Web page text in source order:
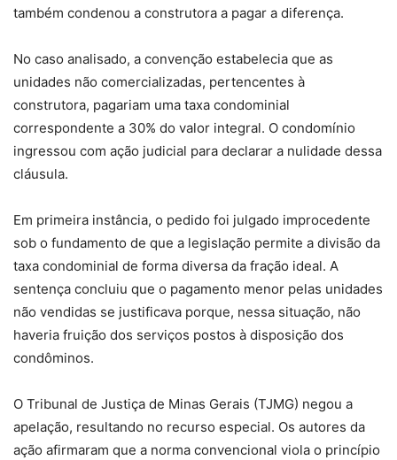
também condenou a construtora a pagar a diferença.
No caso analisado, a convenção estabelecia que as
unidades não comercializadas, pertencentes à
construtora, pagariam uma taxa condominial
correspondente a 30% do valor integral. O condomínio
ingressou com ação judicial para declarar a nulidade dessa
cláusula.
Em primeira instância, o pedido foi julgado improcedente
sob o fundamento de que a legislação permite a divisão da
taxa condominial de forma diversa da fração ideal. A
sentença concluiu que o pagamento menor pelas unidades
não vendidas se justificava porque, nessa situação, não
haveria fruição dos serviços postos à disposição dos
condôminos.
O Tribunal de Justiça de Minas Gerais (TJMG) negou a
apelação, resultando no recurso especial. Os autores da
ação afirmaram que a norma convencional viola o princípio